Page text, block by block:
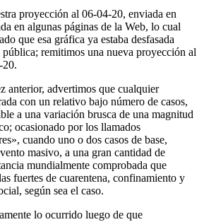
proyección al 06-04-20, enviada en
en algunas páginas de la Web, lo cual
que esa gráfica ya estaba desfasada
pública; remitimos una nueva proyección al
20.
anterior, advertimos que cualquier
con un relativo bajo número de casos,
a una variación brusca de una magnitud
ocasionado por los llamados
cuando uno o dos casos de base,
masivo, a una gran cantidad de
mundialmente comprobada que
fuertes de cuarentena, confinamiento y
según sea el caso.
lo ocurrido luego de que